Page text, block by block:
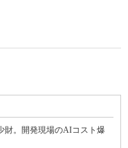
財。開発現場のAIコスト爆